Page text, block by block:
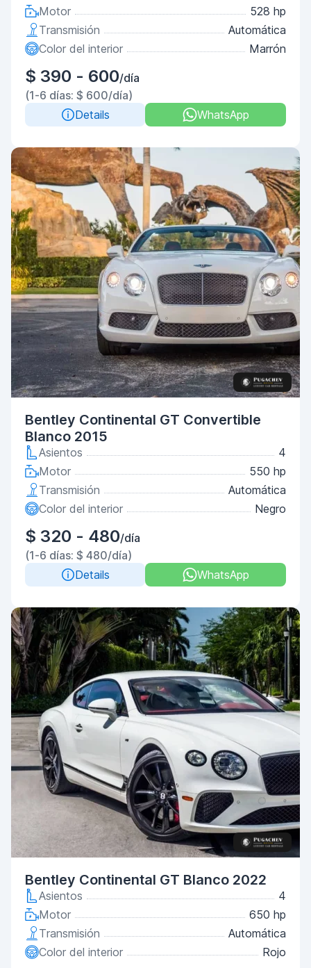
Motor
528 hp
Transmisión
Automática
Color del interior
Marrón
$ 390 - 600/día
(1-6 días: $ 600/día)
Details
WhatsApp
Bentley Continental GT Convertible
Blanco 2015
Asientos
4
Motor
550 hp
Transmisión
Automática
Color del interior
Negro
$ 320 - 480/día
(1-6 días: $ 480/día)
Details
WhatsApp
Bentley Continental GT Blanco 2022
Asientos
4
Motor
650 hp
Transmisión
Automática
Color del interior
Rojo